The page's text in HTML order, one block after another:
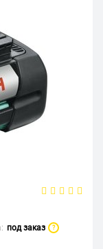
под заказ ?